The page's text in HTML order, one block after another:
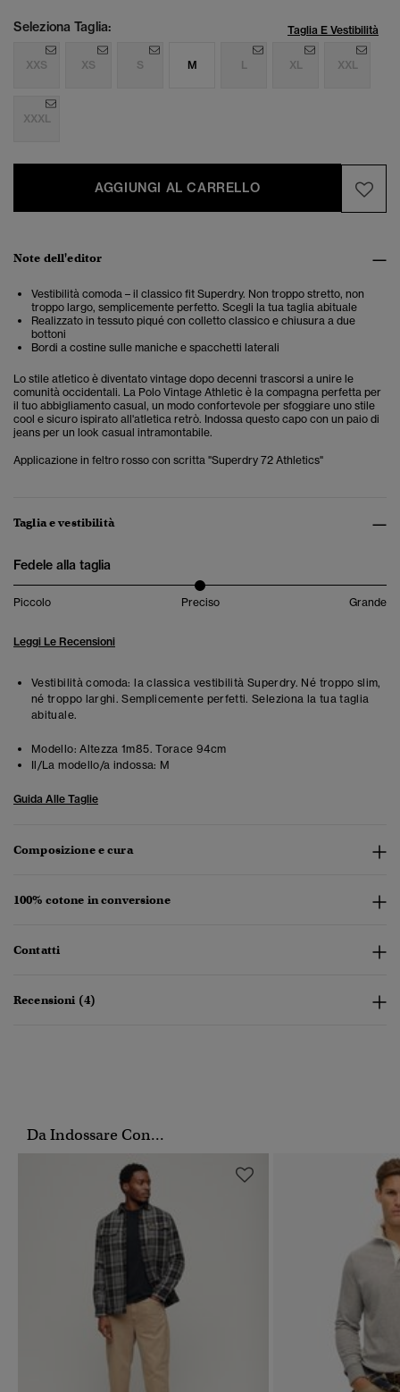
Seleziona Taglia: Taglia E Vestibilità
XXS XS S M L XL XXL
XXXL
AGGIUNGI AL CARRELLO
Note dell'editor
Vestibilità comoda – il classico fit Superdry. Non troppo stretto, non
troppo largo, semplicemente perfetto. Scegli la tua taglia abituale
Realizzato in tessuto piqué con colletto classico e chiusura a due
bottoni
Bordi a costine sulle maniche e spacchetti laterali
Lo stile atletico è diventato vintage dopo decenni trascorsi a unire le
comunità occidentali. La Polo Vintage Athletic è la compagna perfetta per
il tuo abbigliamento casual, un modo confortevole per sfoggiare uno stile
cool e sicuro ispirato all'atletica retrò. Indossa questo capo con un paio di
jeans per un look casual intramontabile.
Applicazione in feltro rosso con scritta "Superdry 72 Athletics"
Taglia e vestibilità
Fedele alla taglia
Piccolo Preciso Grande
Leggi Le Recensioni
Vestibilità comoda: la classica vestibilità Superdry. Né troppo slim,
né troppo larghi. Semplicemente perfetti. Seleziona la tua taglia
abituale.
Modello: Altezza 1m85. Torace 94cm
Il/La modello/a indossa: M
Guida Alle Taglie
Composizione e cura
100% cotone in conversione
Contatti
Recensioni (4)
Da Indossare Con...